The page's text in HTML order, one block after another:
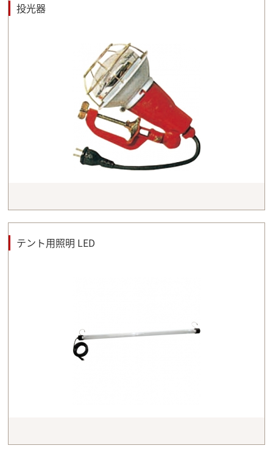
投光器
テント用照明 LED